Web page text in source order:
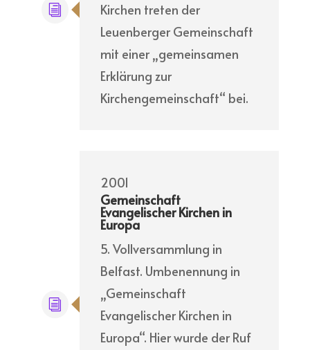
Kirchen treten der
Leuenberger Gemeinschaft
mit einer „gemeinsamen
Erklärung zur
Kirchengemeinschaft“ bei.
2001
Gemeinschaft
Evangelischer Kirchen in
Europa
5. Vollversammlung in
Belfast. Umbenennung in
„Gemeinschaft
Evangelischer Kirchen in
Europa“. Hier wurde der Ruf